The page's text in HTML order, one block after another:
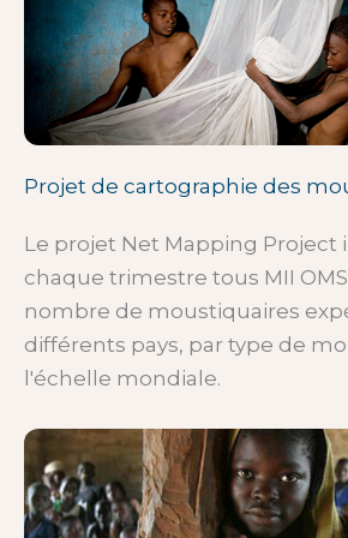
Projet de cartographie des
Le projet Net Mapping Project
chaque trimestre tous MII
nombre de moustiquaires
différents pays, par type de
l'échelle mondiale.